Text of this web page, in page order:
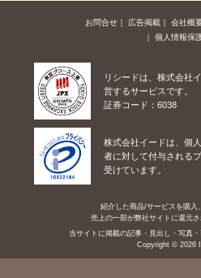
お問合せ 広告掲載 会社概
個人情報保
リシードは、株式会社
営するサービスです。
証券コード：6038
株式会社イードは、個
者に対して付与される
受けています。
紹介した商品/サービスを購入
売上の一部が弊社サイトに還元さ
当サイトに掲載の記事・見出し・写真
Copyright © 2026